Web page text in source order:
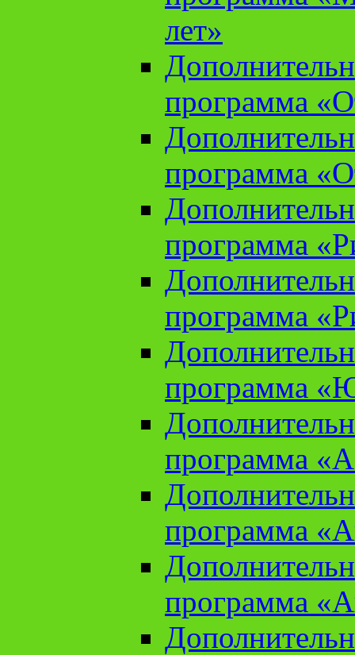
лет»
программа
программа
программа
программа
программа
программа
программа
программа